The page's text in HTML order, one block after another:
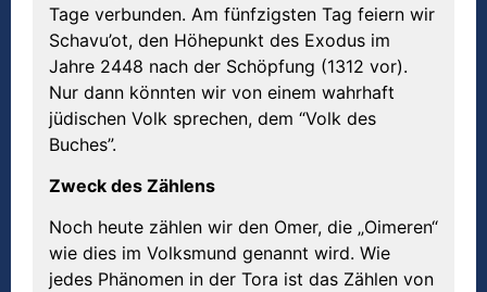
Tage verbunden. Am fünfzigsten Tag feiern wir
Schavu’ot, den Höhepunkt des Exodus im
Jahre 2448 nach der Schöpfung (1312 vor).
Nur dann könnten wir von einem wahrhaft
jüdischen Volk sprechen, dem “Volk des
Buches”.
Zweck des Zählens
Noch heute zählen wir den Omer, die „Oimeren“
wie dies im Volksmund genannt wird. Wie
jedes Phänomen in der Tora ist das Zählen von